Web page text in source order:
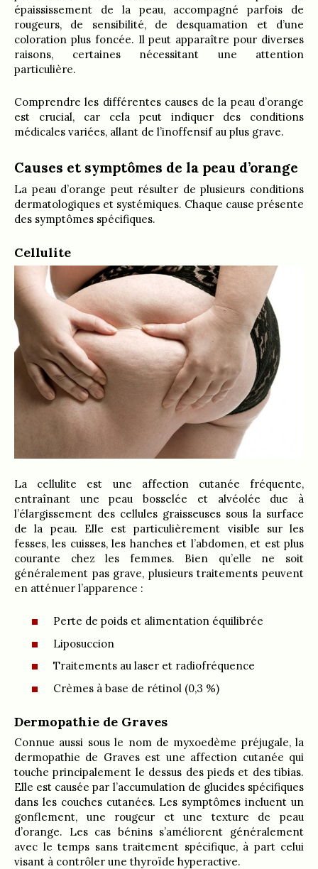
épaississement de la peau, accompagné parfois de
rougeurs, de sensibilité, de desquamation et d’une
coloration plus foncée. Il peut apparaître pour diverses
raisons, certaines nécessitant une attention
particulière.
Comprendre les différentes causes de la peau d’orange
est crucial, car cela peut indiquer des conditions
médicales variées, allant de l’inoffensif au plus grave.
Causes et symptômes de la peau d’orange
La peau d’orange peut résulter de plusieurs conditions
dermatologiques et systémiques. Chaque cause présente
des symptômes spécifiques.
Cellulite
La cellulite est une affection cutanée fréquente,
entraînant une peau bosselée et alvéolée due à
l’élargissement des cellules graisseuses sous la surface
de la peau. Elle est particulièrement visible sur les
fesses, les cuisses, les hanches et l’abdomen, et est plus
courante chez les femmes. Bien qu’elle ne soit
généralement pas grave, plusieurs traitements peuvent
en atténuer l’apparence :
Perte de poids et alimentation équilibrée
Liposuccion
Traitements au laser et radiofréquence
Crèmes à base de rétinol (0,3 %)
Dermopathie de Graves
Connue aussi sous le nom de myxoedème préjugale, la
dermopathie de Graves est une affection cutanée qui
touche principalement le dessus des pieds et des tibias.
Elle est causée par l’accumulation de glucides spécifiques
dans les couches cutanées. Les symptômes incluent un
gonflement, une rougeur et une texture de peau
d’orange. Les cas bénins s’améliorent généralement
avec le temps sans traitement spécifique, à part celui
visant à contrôler une thyroïde hyperactive.